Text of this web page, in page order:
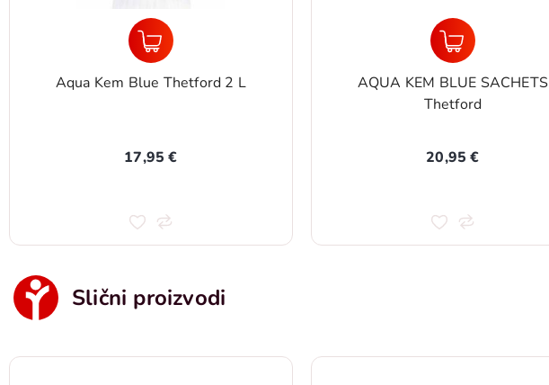
Aqua Kem Blue Thetford 2 L
17,95 €
AQUA KEM BLUE SACHETS
Thetford
20,95 €
Slični proizvodi